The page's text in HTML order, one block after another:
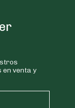
en venta y